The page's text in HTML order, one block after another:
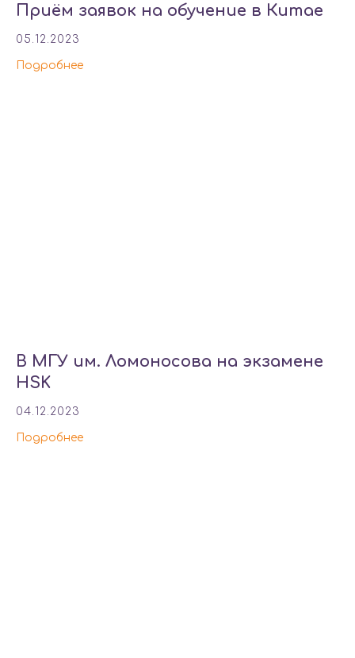
Приём заявок на обучение в Китае
05.12.2023
Подробнее
В МГУ им. Ломоносова на экзамене
HSK
04.12.2023
Подробнее